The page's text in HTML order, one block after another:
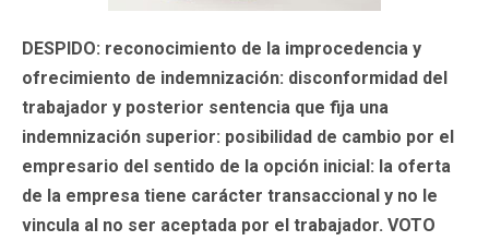
DESPIDO: reconocimiento de la improcedencia y
ofrecimiento de indemnización: disconformidad del
trabajador y posterior sentencia que fija una
indemnización superior: posibilidad de cambio por el
empresario del sentido de la opción inicial: la oferta
de la empresa tiene carácter transaccional y no le
vincula al no ser aceptada por el trabajador. VOTO